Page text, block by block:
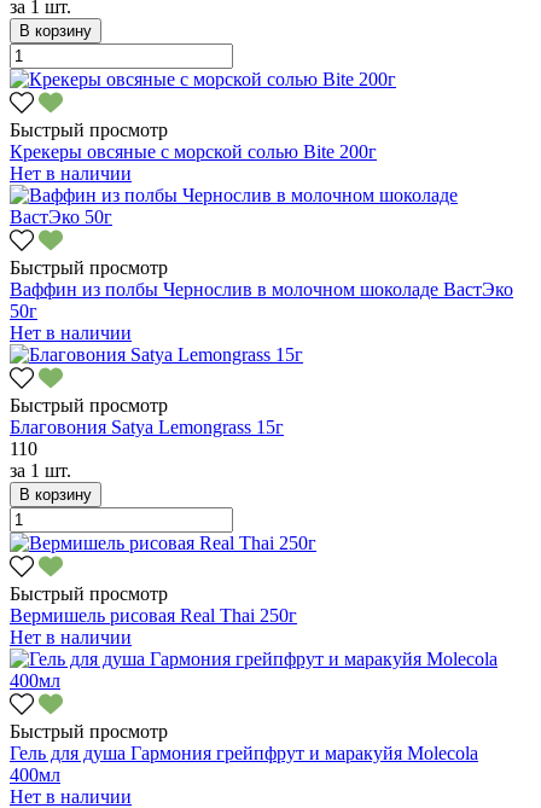
за 1 шт.
В корзину
Быстрый просмотр
Крекеры овсяные с морской солью Bite 200г
Нет в наличии
Быстрый просмотр
Ваффин из полбы Чернослив в молочном шоколаде ВастЭко
50г
Нет в наличии
Быстрый просмотр
Благовония Satya Lemongrass 15г
110
за 1 шт.
В корзину
Быстрый просмотр
Вермишель рисовая Real Thai 250г
Нет в наличии
Быстрый просмотр
Гель для душа Гармония грейпфрут и маракуйя Molecola
400мл
Нет в наличии